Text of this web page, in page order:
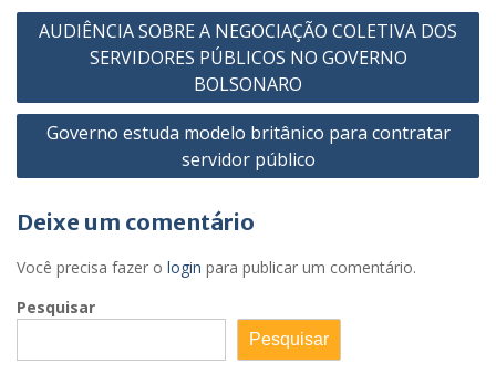
Navegação
AUDIÊNCIA SOBRE A NEGOCIAÇÃO COLETIVA DOS
SERVIDORES PÚBLICOS NO GOVERNO
BOLSONARO
Governo estuda modelo britânico para contratar
servidor público
Deixe um comentário
Você precisa fazer o login para publicar um comentário.
Pesquisar
Pesquisar